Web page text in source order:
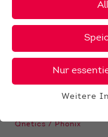
Qnetics / Phönix
Nur
Weitere